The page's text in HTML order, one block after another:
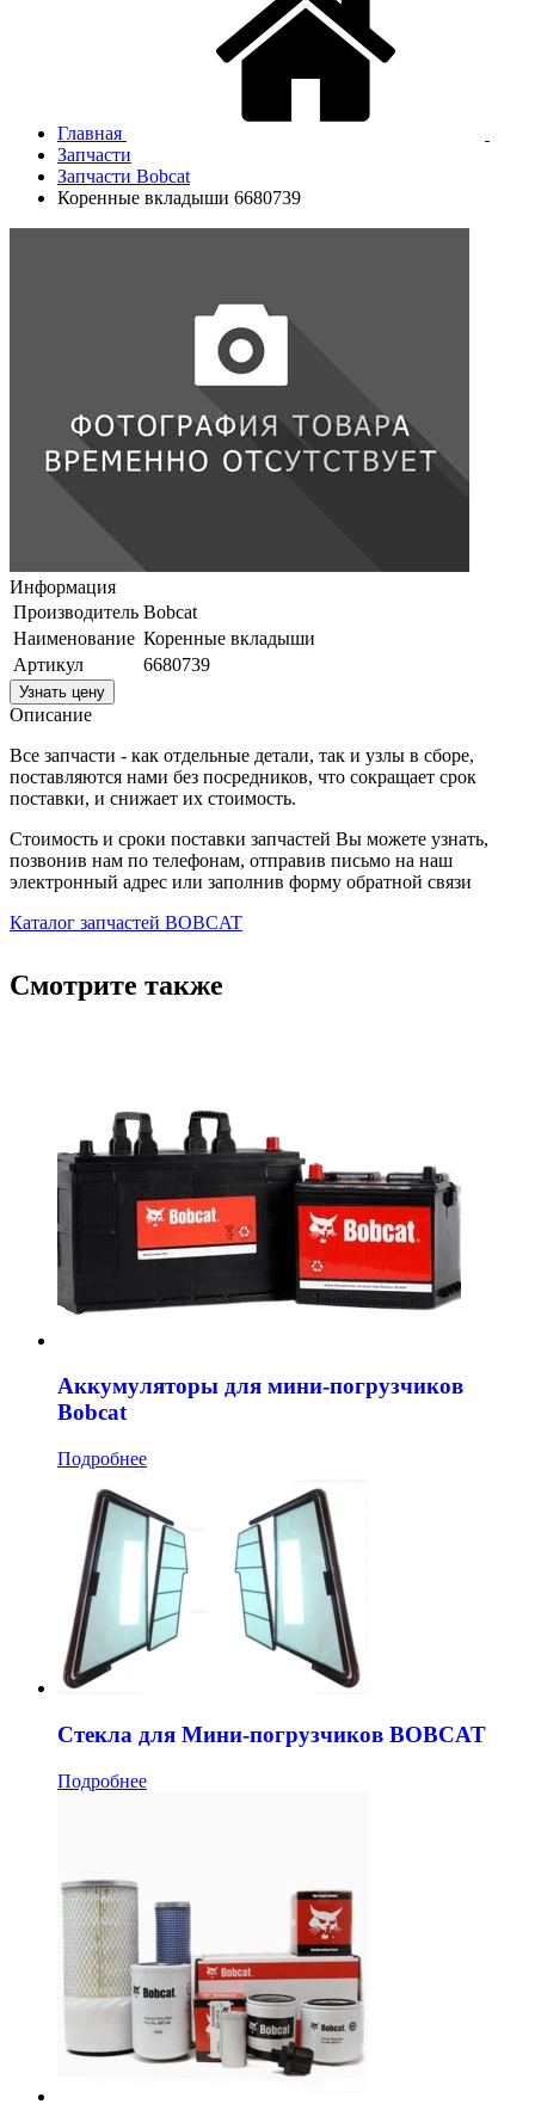
Главная
Запчасти
Запчасти Bobcat
Коренные вкладыши 6680739
Информация
Производитель Bobcat
Наименование Коренные вкладыши
Артикул
6680739
Узнать цену
Описание
Все запчасти - как отдельные детали, так и узлы в сборе,
поставляются нами без посредников, что сокращает срок
поставки, и снижает их стоимость.
Стоимость и сроки поставки запчастей Вы можете узнать,
позвонив нам по телефонам, отправив письмо на наш
электронный адрес или заполнив форму обратной связи
Каталог запчастей BOBCAT
Смотрите также
Аккумуляторы для мини-погрузчиков
Bobcat
Подробнее
Стекла для Мини-погрузчиков BOBCAT
Подробнее